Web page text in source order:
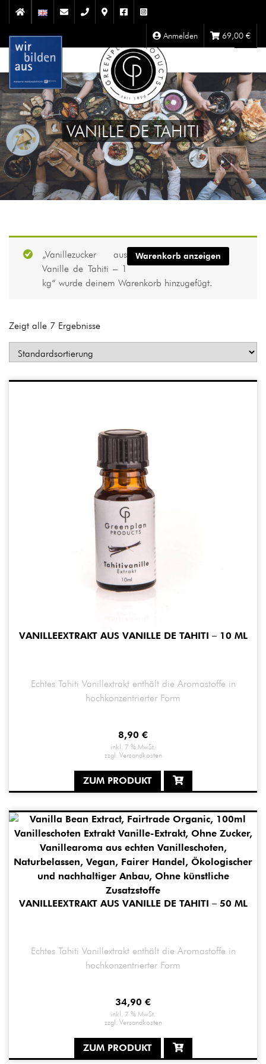
Anmelden 69,00 €
VANILLE DE TAHITI
Warenkorb anzeigen
„Vanillezucker aus
Vanille de Tahiti – 1
kg“ wurde deinem Warenkorb hinzugefügt.
Zeigt alle 7 Ergebnisse
VANILLEEXTRAKT AUS VANILLE DE TAHITI – 10 ML
Echtes Tahiti Vanillextrakt enthält die Aromastoffe in
hochkonzentrierter Form
8,90 €
inkl. 7 % MwSt.
zzgl. Versandkosten
ZUM PRODUKT
VANILLEEXTRAKT AUS VANILLE DE TAHITI – 50 ML
Echtes Tahiti Vanillextrakt enthält die Aromastoffe in
hochkonzentrierter Form
34,90 €
inkl. 7 % MwSt.
zzgl. Versandkosten
ZUM PRODUKT